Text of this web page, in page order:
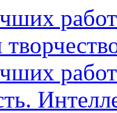
работ
работ